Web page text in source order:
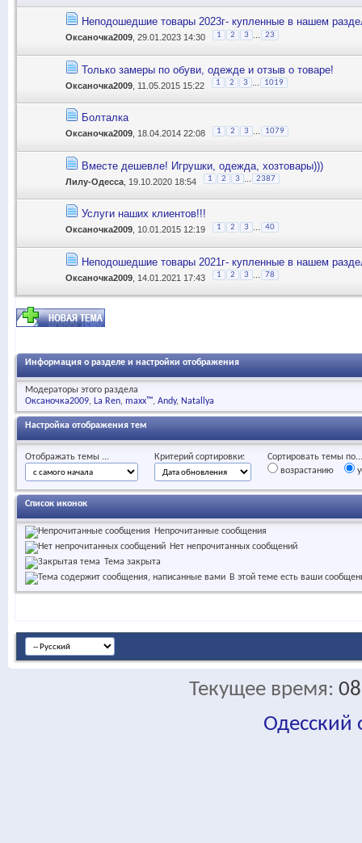
Неподошедшие товары 2023г- купленные в нашем
Оксаночка2009 , 29.01.2023 14:30 1 2 3 23
Только замеры по обуви, одежде и отзыв о товаре!
Оксаночка2009 , 11.05.2015 15:22 1 2 3 ... 1019
Болталка
Оксаночка2009 , 18.04.2014 22:08 1 2 3 1079
Вместе дешевле! Игрушки, одежда, хозтовары)))
Лилу-Одесса , 19.10.2020 18:54 1 2 3 2387
Услуги наших клиентов!!!
Оксаночка2009 , 10.01.2015 12:19 1 2 3 40
Неподошедшие товары 2021г- купленные в нашем
Оксаночка2009 , 14.01.2021 17:43 1 2 3 78
Информация о разделе и настройки отображения
Модераторы этого раздела
Оксаночка2009 La Ren maxx™ Andy Natallya
Настройка отображения тем
Отображать темы ... Критерий сортировки:
Сортировать темы по...
возрастанию
Список иконок
Непрочитанные сообщения
Нет непрочитанных сообщений
Тема закрыта
В этой теме есть ваши
Текущее время:
Одесский